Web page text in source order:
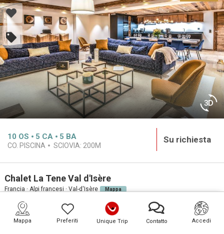
Mappa Preferiti Unique Trip Contatto Accedi
10 OS 5 CA 5 BA
CO. PISCINA SCIOVIA: 200M
Su richiesta
Chalet La Tene Val d'Isère
Francia · Alpi francesi · Val-d'Isère Mappa
PREMIUM